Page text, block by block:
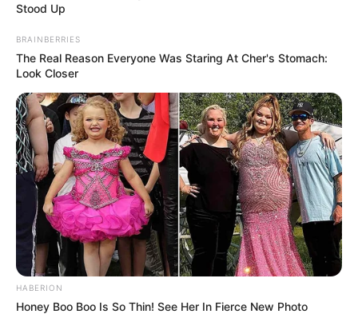
Stood Up
BRAINBERRIES
The Real Reason Everyone Was Staring At Cher's Stomach:
Look Closer
HABERION
Honey Boo Boo Is So Thin! See Her In Fierce New Photo